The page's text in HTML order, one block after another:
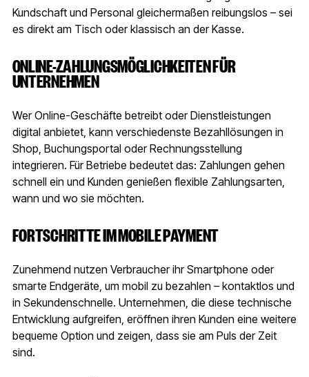
Kundschaft und Personal gleichermaßen reibungslos – sei
es direkt am Tisch oder klassisch an der Kasse.
ONLINE-ZAHLUNGSMÖGLICHKEITEN FÜR
UNTERNEHMEN
Wer Online-Geschäfte betreibt oder Dienstleistungen
digital anbietet, kann verschiedenste Bezahllösungen in
Shop, Buchungsportal oder Rechnungsstellung
integrieren. Für Betriebe bedeutet das: Zahlungen gehen
schnell ein und Kunden genießen flexible Zahlungsarten,
wann und wo sie möchten.
FORTSCHRITTE IM MOBILE PAYMENT
Zunehmend nutzen Verbraucher ihr Smartphone oder
smarte Endgeräte, um mobil zu bezahlen – kontaktlos und
in Sekundenschnelle. Unternehmen, die diese technische
Entwicklung aufgreifen, eröffnen ihren Kunden eine weitere
bequeme Option und zeigen, dass sie am Puls der Zeit
sind.